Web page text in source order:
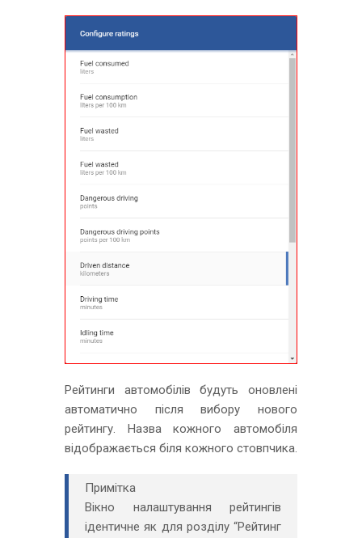
Рейтинги автомобілів будуть оновлені
автоматично після вибору нового
рейтингу. Назва кожного автомобіля
відображається біля кожного стовпчика.
Примітка
Вікно налаштування рейтингів
ідентичне як для розділу “Рейтинг